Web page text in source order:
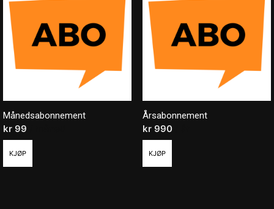
Månedsabonnement
kr 99
KJØP
Årsabonnement
kr990
KJØP